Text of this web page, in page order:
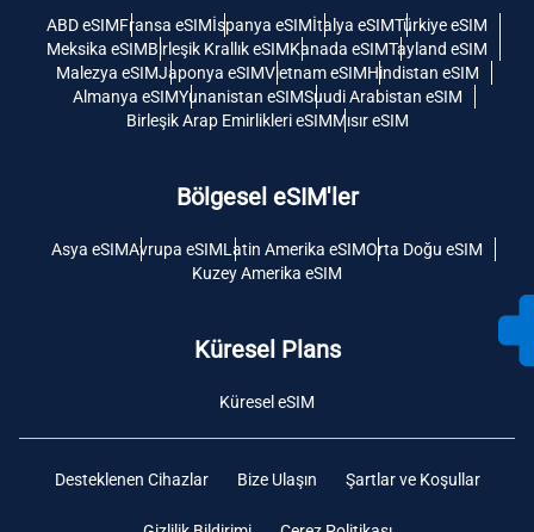
ABD eSIMFransa eSIMİspanya eSIMİtalya eSIMTürkiye eSIM
Meksika eSIMBirleşik Krallık eSIMKanada eSIMTayland eSIM
Malezya eSIMJaponya eSIMVietnam eSIMHindistan eSIM
Almanya eSIMYunanistan eSIMSuudi Arabistan eSIM
Birleşik Arap Emirlikleri eSIMMısır eSIM
Bölgesel eSIM'ler
Asya eSIMAvrupa eSIMLatin Amerika eSIMOrta Doğu eSIM
Kuzey Amerika eSIM
Küresel Plans
Küresel eSIM
Desteklenen Cihazlar Bize Ulaşın Şartlar ve Koşullar